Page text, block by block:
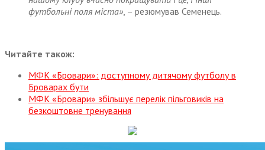
футбольні поля міста» , – резюмував Семенець.
Читайте також:
МФК «Бровари»: доступному дитячому футболу в
Броварах бути
МФК «Бровари» збільшує перелік пільговиків на
безкоштовне тренування